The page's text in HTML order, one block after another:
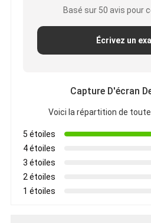
Basé sur 50 avis pour
Écrivez un
Capture D'écran
Voici la répartition de
5 étoiles
4 étoiles
3 étoiles
2 étoiles
1 étoiles